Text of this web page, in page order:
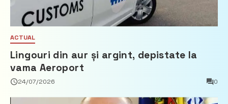
ACTUAL
Lingouri din aur și argint, depistate la
vama Aeroport
24/07/2026 0